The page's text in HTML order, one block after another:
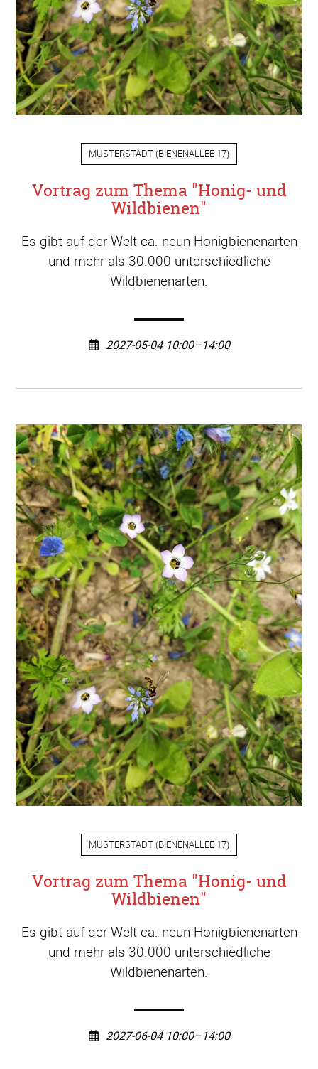
MUSTERSTADT (BIENENALLEE 17)
Vortrag zum Thema "Honig- und
Wildbienen"
Es gibt auf der Welt ca. neun Honigbienenarten
und mehr als 30.000 unterschiedliche
Wildbienenarten.
2027-05-04 10:00–14:00
MUSTERSTADT (BIENENALLEE 17)
Vortrag zum Thema "Honig- und
Wildbienen"
Es gibt auf der Welt ca. neun Honigbienenarten
und mehr als 30.000 unterschiedliche
Wildbienenarten.
2027-06-04 10:00–14:00